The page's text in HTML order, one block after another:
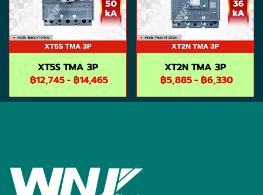
XT5S TMA 3P
฿12,745-฿14,465
XT2N TMA 3P
฿5,885-฿6,330